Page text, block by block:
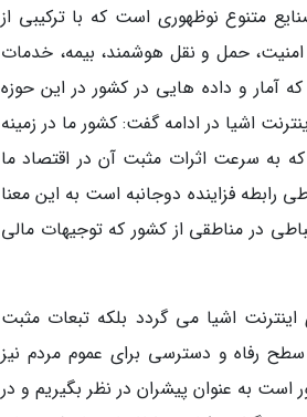
متنوع نوظهوری است که با ترکیبی از
حمل و نقل هوشمند، بیمه، خدمات
آمار و داده هایی در کشور در این حوزه
اشیا در ادامه گفت: کشور ما در زمینه
به سرعت اثرات مثبت آن در اقتصاد ما
فزاینده دوجانبه است به این معنا
در مناطقی از کشور که توجیهات مالی
اینترنت اشیا می گردد بلکه تبعات مثبت
رفاه و دسترسی برای عموم مردم نیز
به عنوان پیشران در نظر بگیریم و در